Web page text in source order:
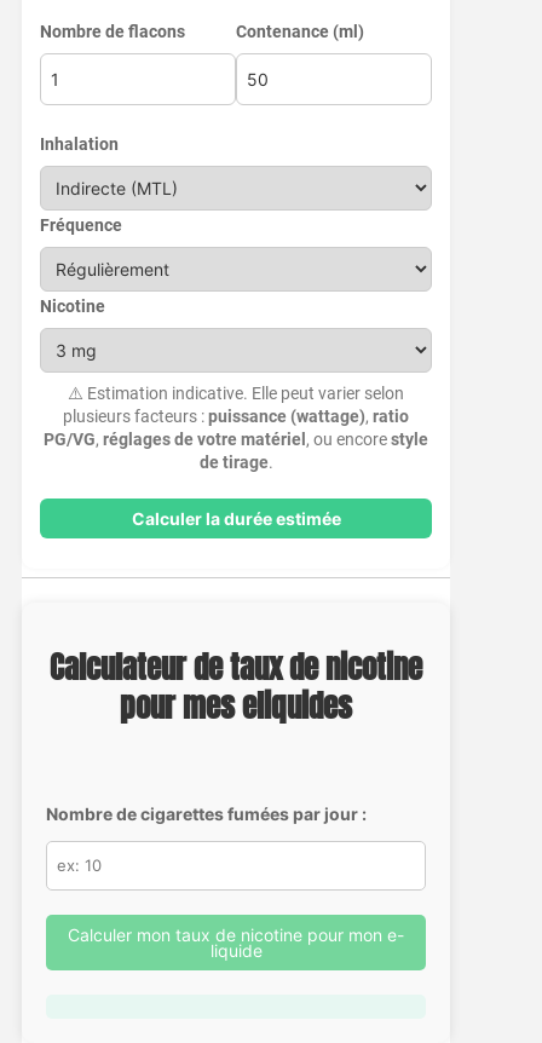
Nombre de flacons Contenance (ml)
Inhalation
Fréquence
Nicotine
⚠️ Estimation indicative. Elle peut varier selon
plusieurs facteurs :puissance (wattage),ratio
PG/VG,réglages de votre matériel , ou encorestyle
de tirage.
Calculer la durée estimée
Calculateur de taux de nicotine
pour mes eliquides
Nombre de cigarettes fumées par jour :
Calculer mon taux de nicotine pour mon e-
liquide